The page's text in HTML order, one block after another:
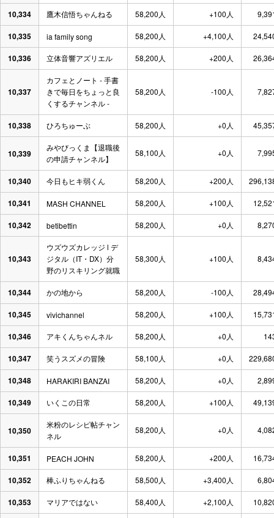
10,334 鷹木信悟ちゃんねる 58,200人 +100人
10,335 ia family song 58,200人 +4,100人
10,336 立体音響アズリエル 58,200人 +200人
10,337
カフェとノート - 手書
きで毎日をちょっと良
くするチャンネル -
58,200人 -100人
10,338 ひろちゅーぶ 58,200人 +0人
10,339
みやびっくま【退職後
の申請チャンネル】
58,100人 +0人
10,340 今日もヒキ弱くん 58,200人 +200人
10,341 MASH CHANNEL 58,200人 +100人
10,342 betibettin 58,200人 +0人
10,343
ウズウズカレッジ l デ
ジタル（IT・DX）分
野のリスキリング就職
58,300人 +100人
10,344 かの地から 58,200人 -100人
10,345 vivichannel 58,200人 +100人
10,346 アキくんちゃんネル 58,200人 +0人
10,347 笑うスズメの冒険 58,100人 +0人
10,348 HARAKIRI BANZAI 58,200人 +0人
10,349 いくこの日常 58,200人 +100人
10,350
米粉のレシピ帖チャン
ネル
58,200人 +0人
10,351 PEACH JOHN 58,200人 +200人
10,352 棒ふりちゃんねる 58,500人 +3,400人
10,353 マリアではない 58,400人 +2,100人